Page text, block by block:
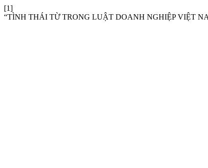
[1]
“TÌNH THÁI TỪ TRONG LUẬT DOANH NGHIỆP VIỆT